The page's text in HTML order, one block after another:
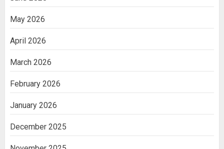
May 2026
April 2026
March 2026
February 2026
January 2026
December 2025